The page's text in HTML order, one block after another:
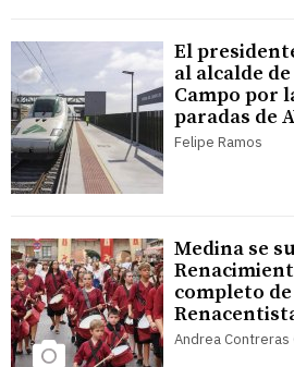
El
al alcalde
Campo por
paradas de
Felipe Ramos
Medina se
completo
Andrea